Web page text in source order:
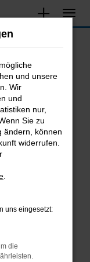
können:
deine
einem
und unsere
Wir
und
nur,
Sie zu
ändern, können
widerrufen.
uns eingesetzt:
die